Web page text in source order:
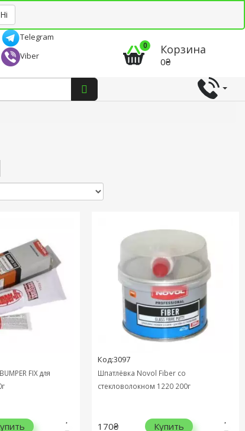
Ні
Telegram
Viber
0 Корзина
0₴
FIX для
Код:3097
Шпатлёвка Novol Fiber cо
стекловолокном 1220 200г
170₴ Купить